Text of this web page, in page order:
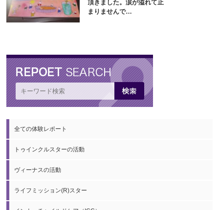
頂きました。涙が溢れて止
まりませんで…
全ての体験レポート
トゥインクルスターの活動
ヴィーナスの活動
ライフミッション(R)スター